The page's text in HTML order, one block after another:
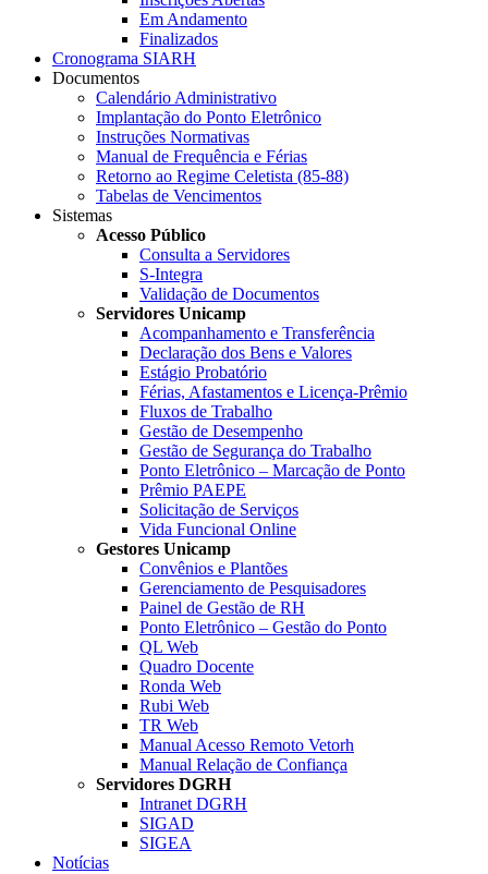
Em Andamento
Finalizados
Cronograma SIARH
Documentos
Calendário Administrativo
Implantação do Ponto Eletrônico
Instruções Normativas
Manual de Frequência e Férias
Retorno ao Regime Celetista (85-88)
Tabelas de Vencimentos
Sistemas
Acesso Público
Consulta a Servidores
S-Integra
Validação de Documentos
Servidores Unicamp
Acompanhamento e Transferência
Declaração dos Bens e Valores
Estágio Probatório
Férias, Afastamentos e Licença-Prêmio
Fluxos de Trabalho
Gestão de Desempenho
Gestão de Segurança do Trabalho
Ponto Eletrônico – Marcação de Ponto
Prêmio PAEPE
Solicitação de Serviços
Vida Funcional Online
Gestores Unicamp
Convênios e Plantões
Gerenciamento de Pesquisadores
Painel de Gestão de RH
Ponto Eletrônico – Gestão do Ponto
QL Web
Quadro Docente
Ronda Web
Rubi Web
TR Web
Manual Acesso Remoto Vetorh
Manual Relação de Confiança
Servidores DGRH
Intranet DGRH
SIGAD
SIGEA
Notícias